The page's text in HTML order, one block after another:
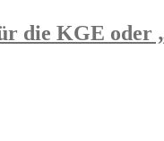
die KGE oder